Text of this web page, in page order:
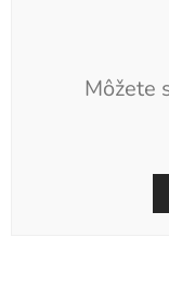
Môžete